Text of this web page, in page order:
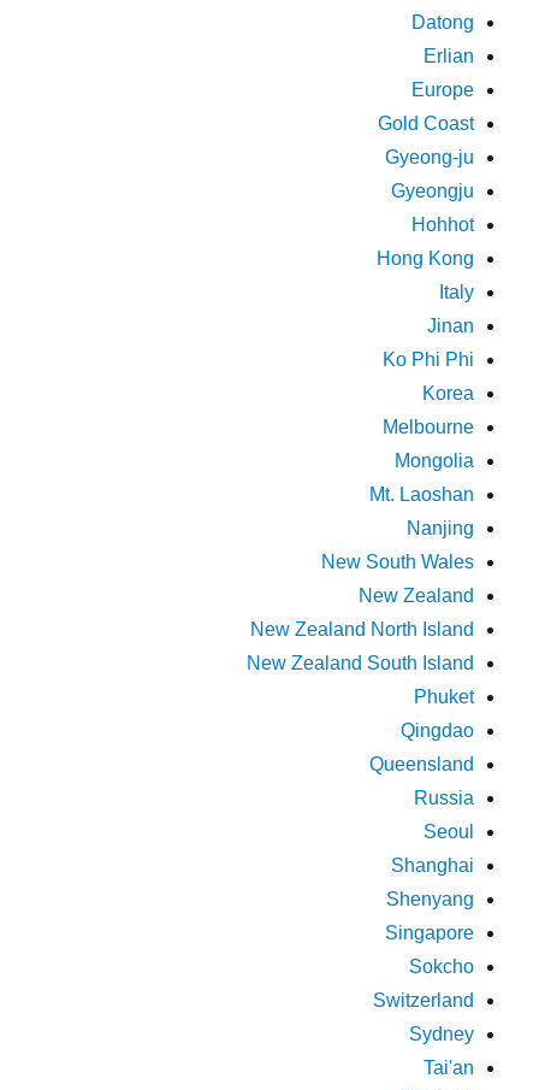
Datong
Erlian
Europe
Gold Coast
Gyeong-ju
Gyeongju
Hohhot
Hong Kong
Italy
Jinan
Ko Phi Phi
Korea
Melbourne
Mongolia
Mt. Laoshan
Nanjing
New South Wales
New Zealand
New Zealand North Island
New Zealand South Island
Phuket
Qingdao
Queensland
Russia
Seoul
Shanghai
Shenyang
Singapore
Sokcho
Switzerland
Sydney
Tai'an